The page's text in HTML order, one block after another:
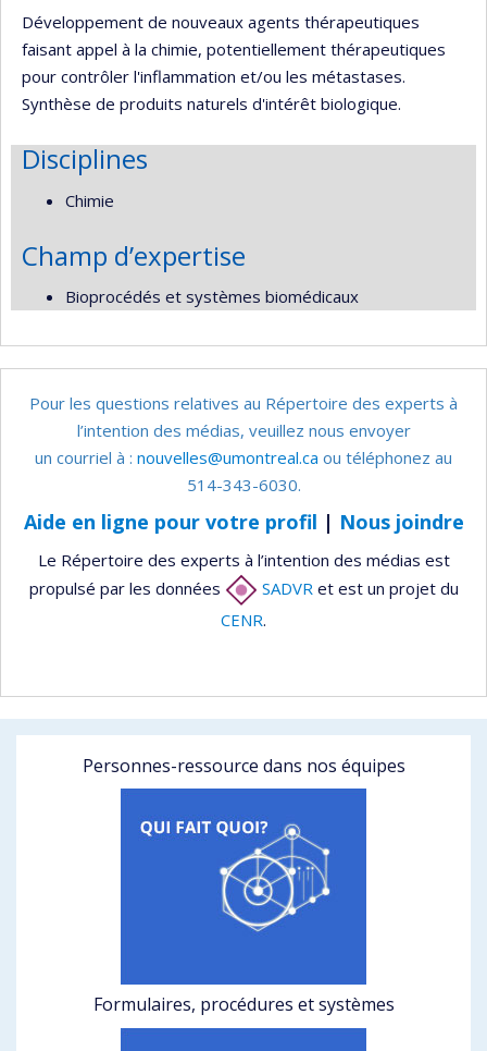
Développement de nouveaux agents thérapeutiques
faisant appel à la chimie, potentiellement thérapeutiques
pour contrôler l'inflammation et/ou les métastases.
Synthèse de produits naturels d'intérêt biologique.
Disciplines
Chimie
Champ d’expertise
Bioprocédés et systèmes biomédicaux
Pour les questions relatives au Répertoire des experts à
l’intention des médias, veuillez nous envoyer
un courriel à : nouvelles@umontreal.ca ou téléphonez au
514-343-6030.
Aide en ligne pour votre profil | Nous joindre
Le Répertoire des experts à l’intention des médias est
propulsé par les données
SADVR et est un projet du
CENR.
Personnes-ressource dans nos équipes
Formulaires, procédures et systèmes